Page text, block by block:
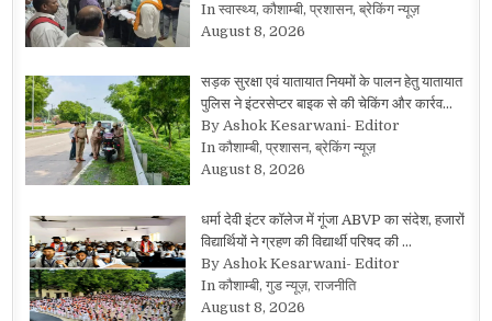
In स्वास्थ्य, कौशाम्बी, प्रशासन, ब्रेकिंग न्यूज़
August 8, 2026
सड़क सुरक्षा एवं यातायात नियमों के पालन हेतु यातायात
पुलिस ने इंटरसेप्टर बाइक से की चेकिंग और कार्रव…
By Ashok Kesarwani- Editor
In कौशाम्बी, प्रशासन, ब्रेकिंग न्यूज़
August 8, 2026
धर्मा देवी इंटर कॉलेज में गूंजा ABVP का संदेश, हजारों
विद्यार्थियों ने ग्रहण की विद्यार्थी परिषद की …
By Ashok Kesarwani- Editor
In कौशाम्बी, गुड न्यूज़, राजनीति
August 8, 2026